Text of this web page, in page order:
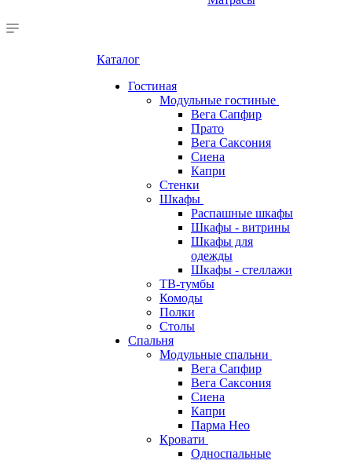
Каталог
Гостиная
Модульные гостиные
Вега Сапфир
Прато
Вега Саксония
Сиена
Капри
Стенки
Шкафы
Распашные шкафы
Шкафы - витрины
Шкафы для
одежды
Шкафы - стеллажи
ТВ-тумбы
Комоды
Полки
Столы
Спальня
Модульные спальни
Вега Сапфир
Вега Саксония
Сиена
Капри
Парма Нео
Кровати
Односпальные